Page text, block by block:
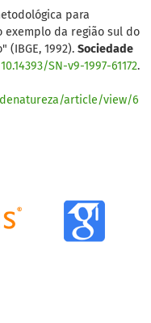
para
exemplo da região sul do
(IBGE, 1992). Sociedade
10.14393/SN-v9-1997-61172.
article/view/6